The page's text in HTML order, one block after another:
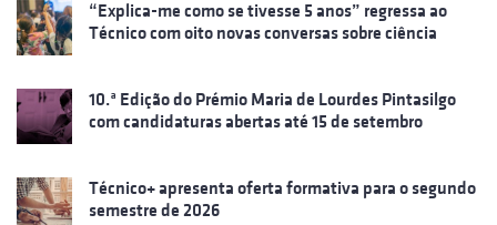
“Explica-me como se tivesse 5 anos” regressa ao
Técnico com oito novas conversas sobre ciência
10.ª Edição do Prémio Maria de Lourdes Pintasilgo
com candidaturas abertas até 15 de setembro
Técnico+ apresenta oferta formativa para o segundo
semestre de 2026